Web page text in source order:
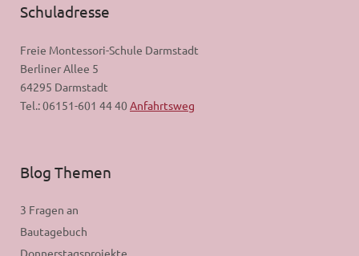
Schuladresse
Freie Montessori-Schule Darmstadt
Berliner Allee 5
64295 Darmstadt
Tel.: 06151-601 44 40Anfahrtsweg
Blog Themen
3 Fragen an
Bautagebuch
Donnerstagsprojekte